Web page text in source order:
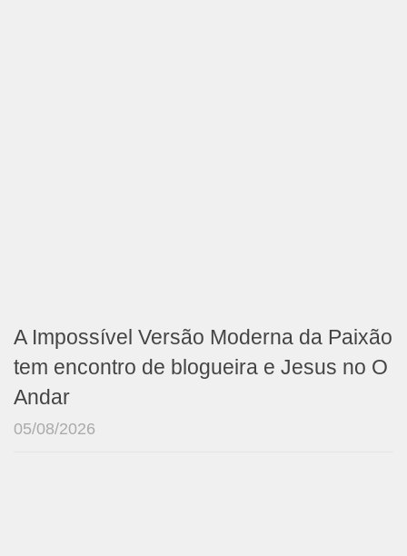
A Impossível Versão Moderna da Paixão
tem encontro de blogueira e Jesus no O
Andar
05/08/2026